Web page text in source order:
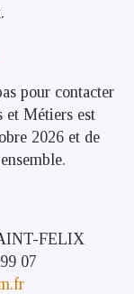
pour contacter
et Métiers est
2026 et de
FELIX
07